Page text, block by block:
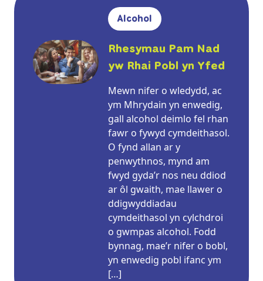
Alcohol
Rhesymau Pam Nad
yw Rhai Pobl yn Yfed
Mewn nifer o wledydd, ac
ym Mhrydain yn enwedig,
gall alcohol deimlo fel rhan
fawr o fywyd cymdeithasol.
O fynd allan ar y
penwythnos, mynd am
fwyd gyda’r nos neu ddiod
ar ôl gwaith, mae llawer o
ddigwyddiadau
cymdeithasol yn cylchdroi
o gwmpas alcohol. Fodd
bynnag, mae’r nifer o bobl,
yn enwedig pobl ifanc ym
[…]